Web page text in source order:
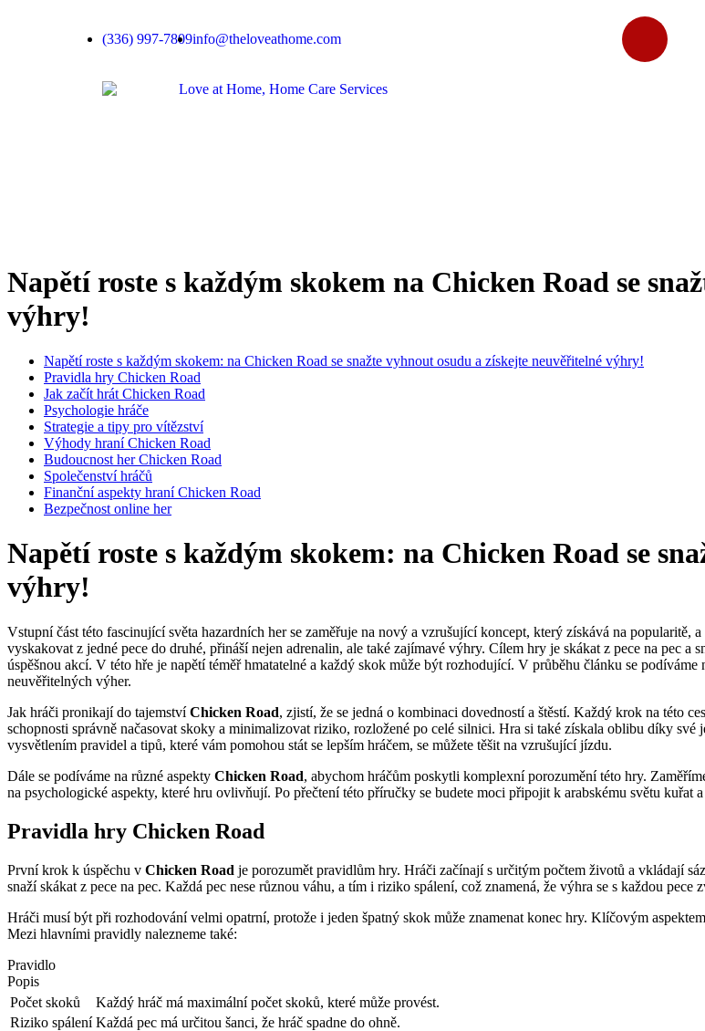
(336) 997-7809info@theloveathome.com
Napětí roste s každým skokem na Chicken Road se
výhry!
Napětí roste s každým skokem: na Chicken Road se snažte vyhnout osudu a získejte neuvěřitelné výhry!
Pravidla hry Chicken Road
Jak začít hrát Chicken Road
Psychologie hráče
Strategie a tipy pro vítězství
Výhody hraní Chicken Road
Budoucnost her Chicken Road
Společenství hráčů
Finanční aspekty hraní Chicken Road
Bezpečnost online her
Napětí roste s každým skokem: na Chicken Road se
výhry!
Vstupní část této fascinující světa hazardních her se zaměřuje na nový a vzrušující koncept, který získává na popularitě, a
vyskakovat z jedné pece do druhé, přináší nejen adrenalin, ale také zajímavé výhry. Cílem hry je skákat z pece na pec
úspěšnou akcí. V této hře je napětí téměř hmatatelné a každý skok může být rozhodující. V průběhu článku se
neuvěřitelných výher.
Jak hráči pronikají do tajemstvíChicken Road, zjistí, že se jedná o kombinaci dovedností a štěstí. Každý krok na této
schopnosti správně načasovat skoky a minimalizovat riziko, rozložené po celé silnici. Hra si také získala oblibu díky
vysvětlením pravidel a tipů, které vám pomohou stát se lepším hráčem, se můžete těšit na vzrušující jízdu.
Dále se podíváme na různé aspekty Chicken Road, abychom hráčům poskytli komplexní porozumění této hry.
na psychologické aspekty, které hru ovlivňují. Po přečtení této příručky se budete moci připojit k arabskému světu kuřat
Pravidla hry Chicken Road
První krok k úspěchu v Chicken Road je porozumět pravidlům hry. Hráči začínají s určitým počtem životů a vkládají
snaží skákat z pece na pec. Každá pec nese různou váhu, a tím i riziko spálení, což znamená, že výhra se s každou pece
Hráči musí být při rozhodování velmi opatrní, protože i jeden špatný skok může znamenat konec hry. Klíčovým
Mezi hlavními pravidly nalezneme také:
Pravidlo
Popis
Počet skoků
Každý hráč má maximální počet skoků, které může provést.
Riziko spálení Každá pec má určitou šanci, že hráč spadne do ohně.